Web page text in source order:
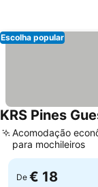
Escolha popular
KRS Pines
Acomodação
para mochileiros
De € 18